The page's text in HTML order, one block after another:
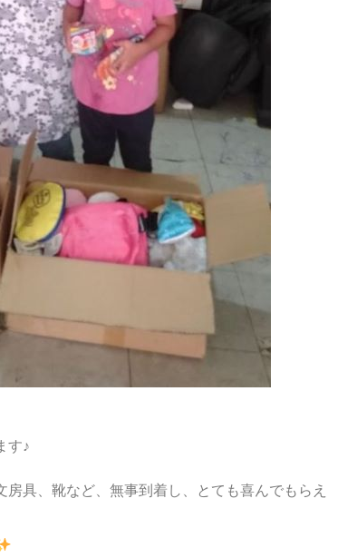
す♪
具、靴など、無事到着し、とても喜んでもらえ